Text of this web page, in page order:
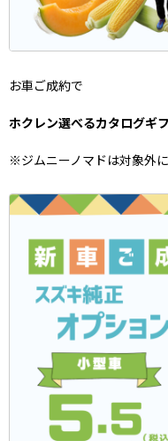
お車ご成約で
ホクレン選べるカタログギ
※ジムニーノマドは対象外に